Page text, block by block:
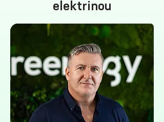
elektrinou